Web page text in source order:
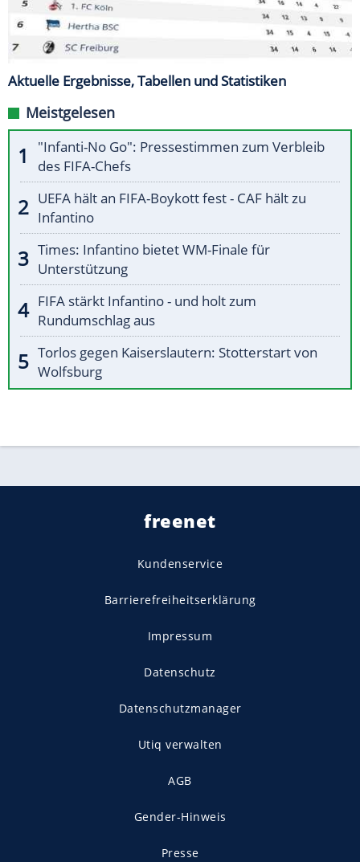
Aktuelle Ergebnisse, Tabellen und Statistiken
Meistgelesen
"Infanti-No Go": Pressestimmen zum Verbleib
des FIFA-Chefs
UEFA hält an FIFA-Boykott fest - CAF hält zu
Infantino
Times: Infantino bietet WM-Finale für
Unterstützung
FIFA stärkt Infantino - und holt zum
Rundumschlag aus
Torlos gegen Kaiserslautern: Stotterstart von
Wolfsburg
freenet
Kundenservice
Barrierefreiheitserklärung
Impressum
Datenschutz
Datenschutzmanager
Utiq verwalten
AGB
Gender-Hinweis
Presse